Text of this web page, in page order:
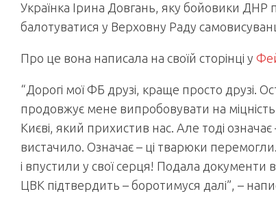
Українка Ірина Довгань, яку бойовики ДНР
балотуватися у Верховну Раду
Про це вона написала на своїй сторінці у
“Дорогі мої ФБ друзі, краще просто друзі.
продовжує мене випробовувати на
Києві, який прихистив нас. Але тоді
вистачило. Означає – ці тварюки
і впустили у свої серця! Подала документи
ЦВК підтвердить – боротимуся далі”, –